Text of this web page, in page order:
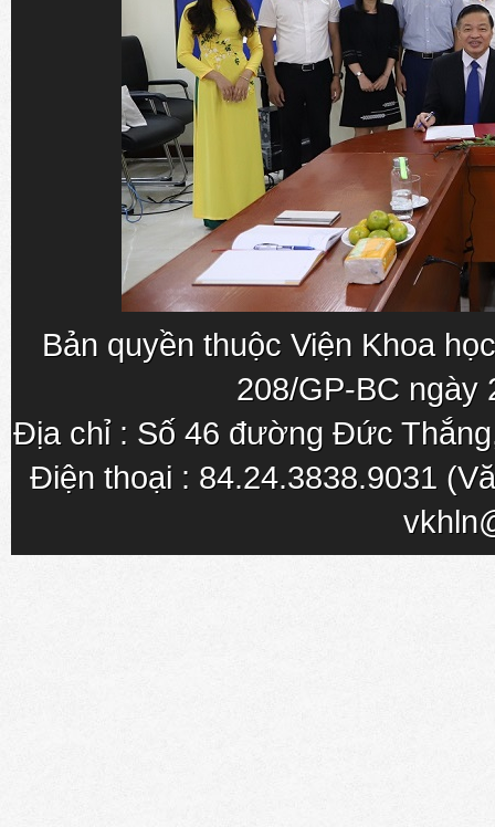
Bản quyền thuộc Viện Khoa
208/GP-BC ngày
Địa chỉ : Số 46 đường Đức
Điện thoại : 84.24.3838.9031